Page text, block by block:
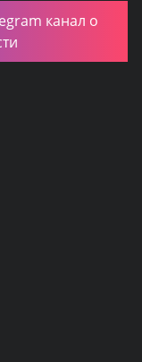
канал о